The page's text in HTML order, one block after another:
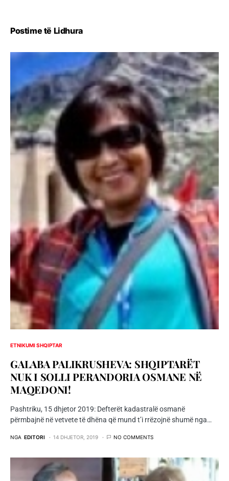
Postime të Lidhura
ETNIKUMI SHQIPTAR
GALABA PALIKRUSHEVA: SHQIPTARËT
NUK I SOLLI PERANDORIA OSMANE NË
MAQEDONI!
Pashtriku, 15 dhjetor 2019: Defterët kadastralë osmanë
përmbajnë në vetvete të dhëna që mund t’i rrëzojnë shumë nga…
NGA EDITORI 14 DHJETOR, 2019 NO COMMENTS